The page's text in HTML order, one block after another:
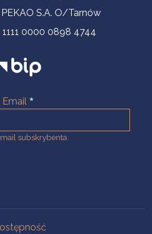
S.A. O/Tarnów
0000 0898 4744
Email
subskrybenta.